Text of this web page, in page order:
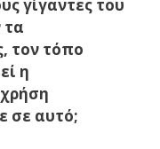
γίγαντες του
τα
τον τόπο
η
σε αυτό;